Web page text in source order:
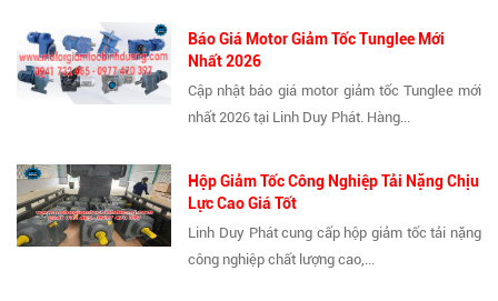
Báo Giá Motor Giảm Tốc Tunglee Mới
Nhất 2026
Cập nhật báo giá motor giảm tốc Tunglee mới
nhất 2026 tại Linh Duy Phát. Hàng...
Hộp Giảm Tốc Công Nghiệp Tải Nặng Chịu
Lực Cao Giá Tốt
Linh Duy Phát cung cấp hộp giảm tốc tải nặng
công nghiệp chất lượng cao,...